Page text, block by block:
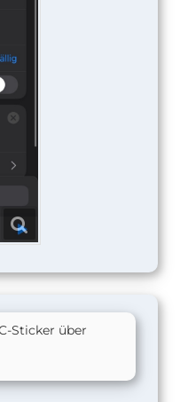
Sticker über